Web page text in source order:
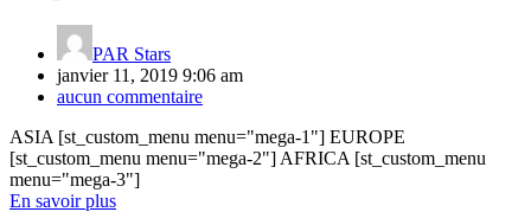
PAR Stars
janvier 11, 2019 9:06 am
aucun commentaire
ASIA [st_custom_menu menu="mega-1"] EUROPE
[st_custom_menu menu="mega-2"] AFRICA [st_custom_menu
menu="mega-3"]
En savoir plus